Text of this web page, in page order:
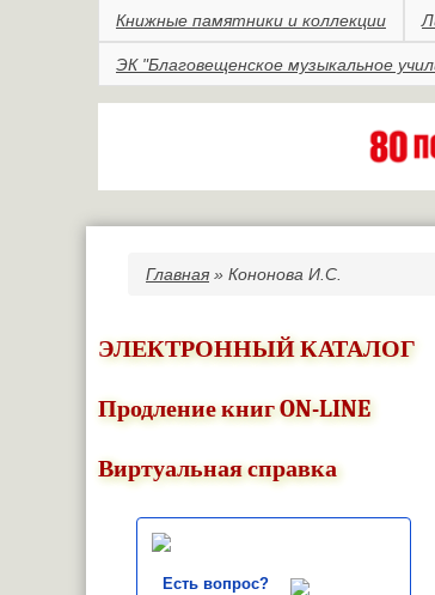
Книжные памятники и коллекции
ЭК "Благовещенское музыкальное
Вы здесь
Главная » Кононова И.С.
ЭЛЕКТРОННЫЙ КАТАЛОГ
Продление книг ON-LINE
Виртуальная справка
Есть вопрос?